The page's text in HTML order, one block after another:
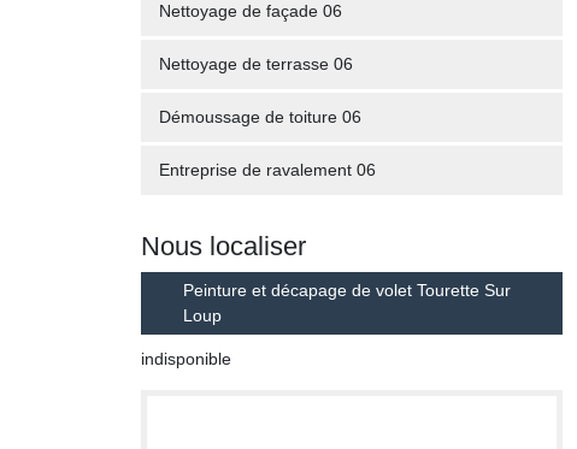
Nettoyage de façade 06
Nettoyage de terrasse 06
Démoussage de toiture 06
Entreprise de ravalement 06
Nous localiser
Peinture et décapage de volet Tourette Sur
Loup
indisponible